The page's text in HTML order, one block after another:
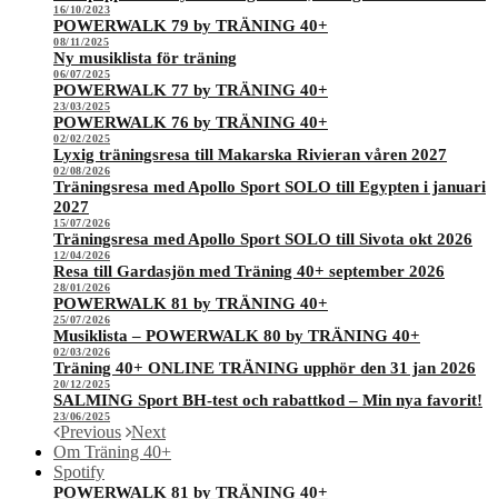
16/10/2023
POWERWALK 79 by TRÄNING 40+
08/11/2025
Ny musiklista för träning
06/07/2025
POWERWALK 77 by TRÄNING 40+
23/03/2025
POWERWALK 76 by TRÄNING 40+
02/02/2025
Lyxig träningsresa till Makarska Rivieran våren 2027
02/08/2026
Träningsresa med Apollo Sport SOLO till Egypten i januari
2027
15/07/2026
Träningsresa med Apollo Sport SOLO till Sivota okt 2026
12/04/2026
Resa till Gardasjön med Träning 40+ september 2026
28/01/2026
POWERWALK 81 by TRÄNING 40+
25/07/2026
Musiklista – POWERWALK 80 by TRÄNING 40+
02/03/2026
Träning 40+ ONLINE TRÄNING upphör den 31 jan 2026
20/12/2025
SALMING Sport BH-test och rabattkod – Min nya favorit!
23/06/2025
Previous Next
Om Träning 40+
Spotify
POWERWALK 81 by TRÄNING 40+